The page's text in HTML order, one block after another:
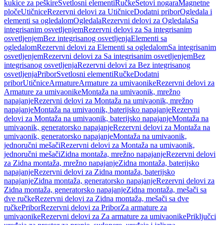
kukice za peškireSvetlosni elementiRučkeSetovi nogaraMagnetne
pločeUtičniceRezervni delovi za UtičniceDodatni priborOgledala i
elementi sa ogledalomOgledalaRezervni delovi za OgledalaSa
integrisanim osvetljenjemRezervni delovi za Sa integrisanim
osvetljenjemBez integrisanog osvetljenjaElementi sa
ogledalomRezervni delovi za Elementi sa ogledalomSa integrisanim
osvetljenjemRezervni delovi za Sa integrisanim osvetljenjemBez
integrisanog osvetljenjaRezervni delovi za Bez integrisanog
osvetljenjaPriborSvetlosni elementiRučkeDodatni
priborUtičniceArmatureArmature za umivaonikeRezervni delovi za
Armature za umivaonikeMontaža na umivaonik, mrežno
napajanjeRezervni delovi za Montaža na umivaonik, mrežno
napajanjeMontaža na umivaonik, baterijsko napajanjeRezervni
delovi za Montaža na umivaonik, baterijsko napajanjeMontaža na
umivaonik, generatorsko napajanjeRezervni delovi za Montaža na
umivaonik, generatorsko napajanjeMontaža na umivaonik,
jednoručni mešačiRezervni delovi za Montaža na umivaonik,
jednoručni mešačiZidna montaža, mrežno napajanjeRezervni delovi
za Zidna montaža, mrežno napajanjeZidna montaža, baterijsko
napajanjeRezervni delovi za Zidna montaža, baterijsko
napajanjeZidna montaža, generatorsko napajanjeRezervni delovi za
Zidna montaža, generatorsko napajanjeZidna montaža, mešači sa
dve ručkeRezervni delovi za Zidna montaža, mešači sa dve
ručkePriborRezervni delovi za PriborZa armature za
umivaonikeRezervni delovi za Za armature za umivaonikePriključci